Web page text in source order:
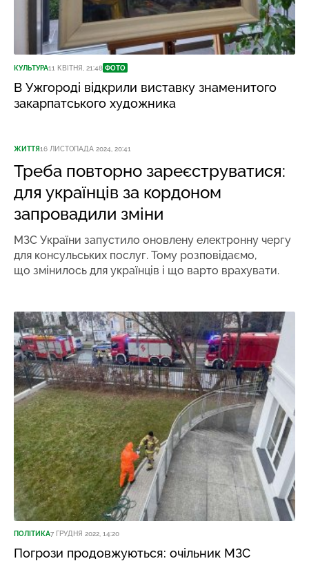
КУЛЬТУРА11 КВІТНЯ, 21:48 ФОТО
В Ужгороді відкрили виставку знаменитого
закарпатського художника
ЖИТТЯ16 ЛИСТОПАДА 2024, 20:41
Треба повторно зареєструватися:
для українців за кордоном
запровадили зміни
МЗС України запустило оновлену електронну чергу
для консульських послуг. Тому розповідаємо,
що змінилось для українців і що варто врахувати.
ПОЛІТИКА7 ГРУДНЯ 2022, 14:20
Погрози продовжуються: очільник МЗС